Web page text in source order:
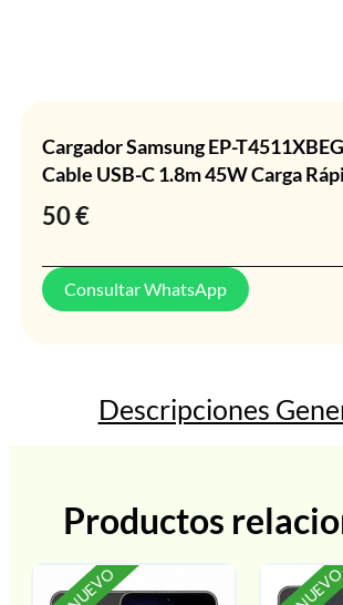
Cargador Samsung EP-
Cable USB-C 1.8m 45W Carga
50€
Consultar WhatsApp
Descripciones
Productos